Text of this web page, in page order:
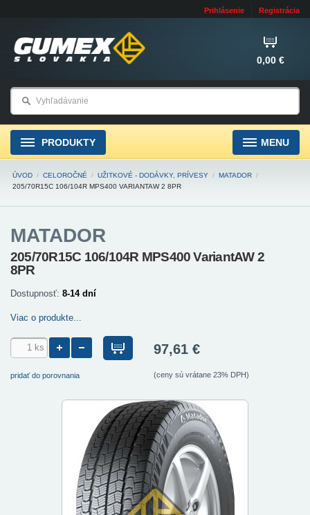
Prihlásenie Registrácia
0,00 €
PRODUKTY MENU
ÚVOD / CELOROČNÉ / UŽITKOVÉ - DODÁVKY, PRÍVESY / MATADOR /
205/70R15C 106/104R MPS400 VARIANTAW 2 8PR
MATADOR
205/70R15C 106/104R MPS400 VariantAW 2
8PR
Dostupnosť: 8-14 dní
Viac o produkte...
pridať do porovnania
97,61 €
(ceny sú vrátane 23% DPH)